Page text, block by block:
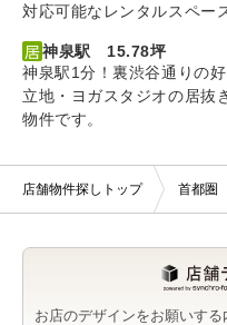
対応可能なレンタルスペー
神泉駅 15.78坪
神泉駅1分！裏渋谷通りの好
立地・ヨガスタジオの居抜
物件です。
店舗物件探しトップ 首都圏
お店のデザインをお願いす